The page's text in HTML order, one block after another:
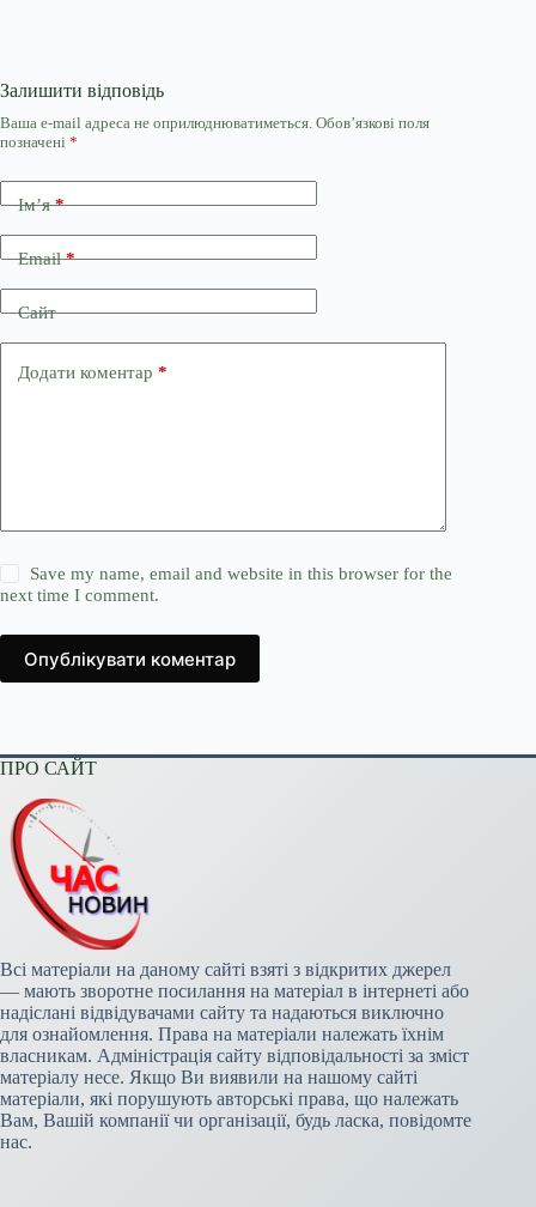
Залишити відповідь
Ваша e-mail адреса не оприлюднюватиметься. Обов’язкові поля
позначені *
Ім’я*
Email*
Сайт
Додати коментар *
Save my name, email and website in this browser for the
next time I comment.
Опублікувати коментар
ПРО САЙТ
Всі матеріали на даному сайті взяті з відкритих джерел
— мають зворотне посилання на матеріал в інтернеті або
надіслані відвідувачами сайту та надаються виключно
для ознайомлення. Права на матеріали належать їхнім
власникам. Адміністрація сайту відповідальності за зміст
матеріалу несе. Якщо Ви виявили на нашому сайті
матеріали, які порушують авторські права, що належать
Вам, Вашій компанії чи організації, будь ласка, повідомте
нас.